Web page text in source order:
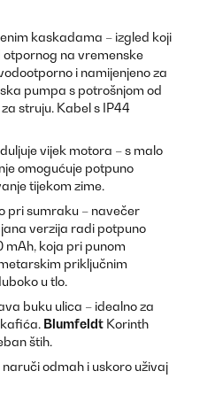
kaskadama – izgled koji
otpornog na vremenske
i namijenjeno za
pumpa s potrošnjom od
struju. Kabel s IP44
vijek motora – s malo
omogućuje potpuno
tijekom zime.
pri sumraku – navečer
verzija radi potpuno
mAh, koja pri punom
priključnim
u tlo.
buku ulica – idealno za
Blumfeldt Korinth
štih.
odmah i uskoro uživaj